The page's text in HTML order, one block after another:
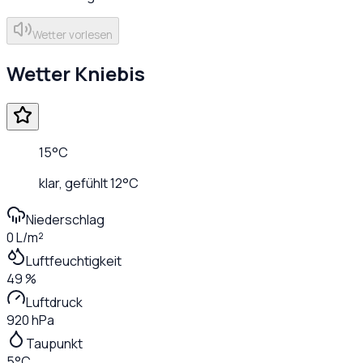
Wetter vorlesen
Wetter Kniebis
15°C
klar, gefühlt12°C
Niederschlag
0 L/m²
Luftfeuchtigkeit
49 %
Luftdruck
920 hPa
Taupunkt